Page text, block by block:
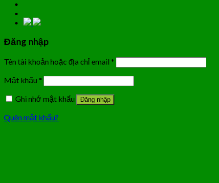
Đăng nhập
Tên tài khoản hoặc địa chỉ email *
Mật khẩu *
Ghi nhớ mật khẩu
Đăng nhập
Quên mật khẩu?